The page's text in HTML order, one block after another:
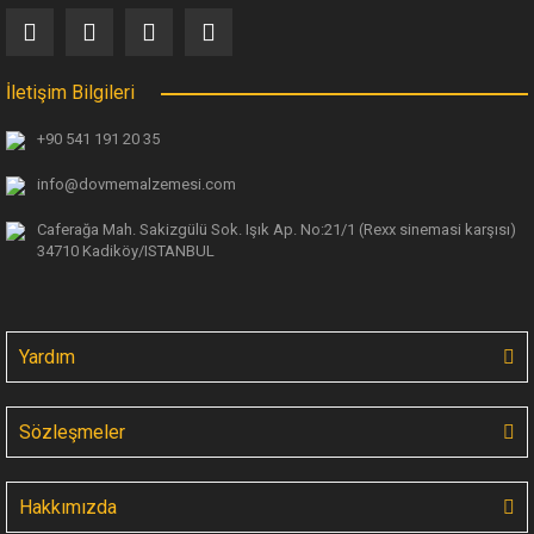
İletişim Bilgileri
+90 541 191 20 35
info@dovmemalzemesi.com
Caferağa Mah. Sakizgülü Sok. Işık Ap. No:21/1 (Rexx sinemasi karşısı)
34710 Kadiköy/ISTANBUL
Yardım
Sözleşmeler
Hakkımızda